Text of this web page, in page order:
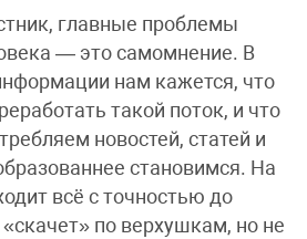
главные проблемы
— это самомнение. В
нам кажется, что
такой поток, и что
новостей, статей и
становимся. На
всё с точностью до
по верхушкам, но не